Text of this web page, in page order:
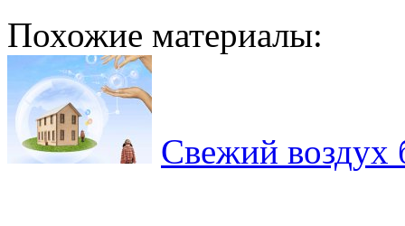
Похожие материалы:
Свежий воздух